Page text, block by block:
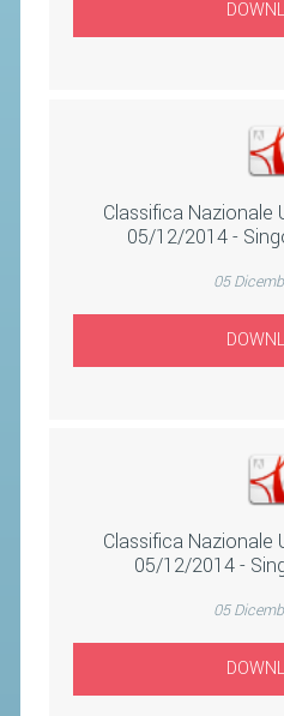
Classifica Nazionale
05/12/2014 -
05
Classifica Nazionale
05/12/2014 -
05
ALBO
EVENTI
MODULI
EVENTI
PARA